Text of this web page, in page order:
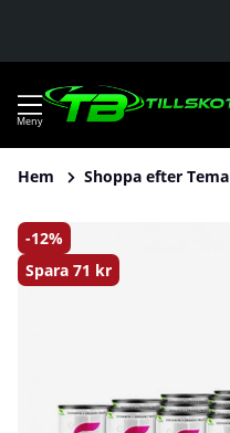
Hem Shoppa efter Tema
12
Spara 71 kr
Produktbilder 24 x Celsius,